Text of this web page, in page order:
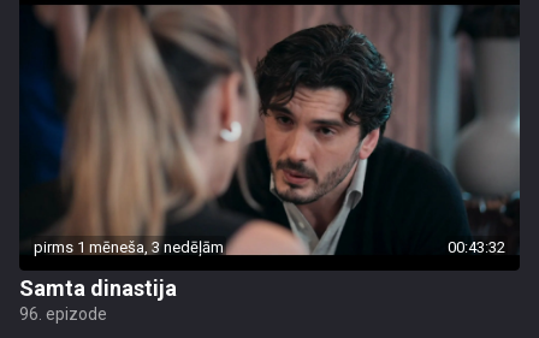
pirms 1 mēneša, 3 nedēļām 00:43:32
Samta dinastija
96. epizode